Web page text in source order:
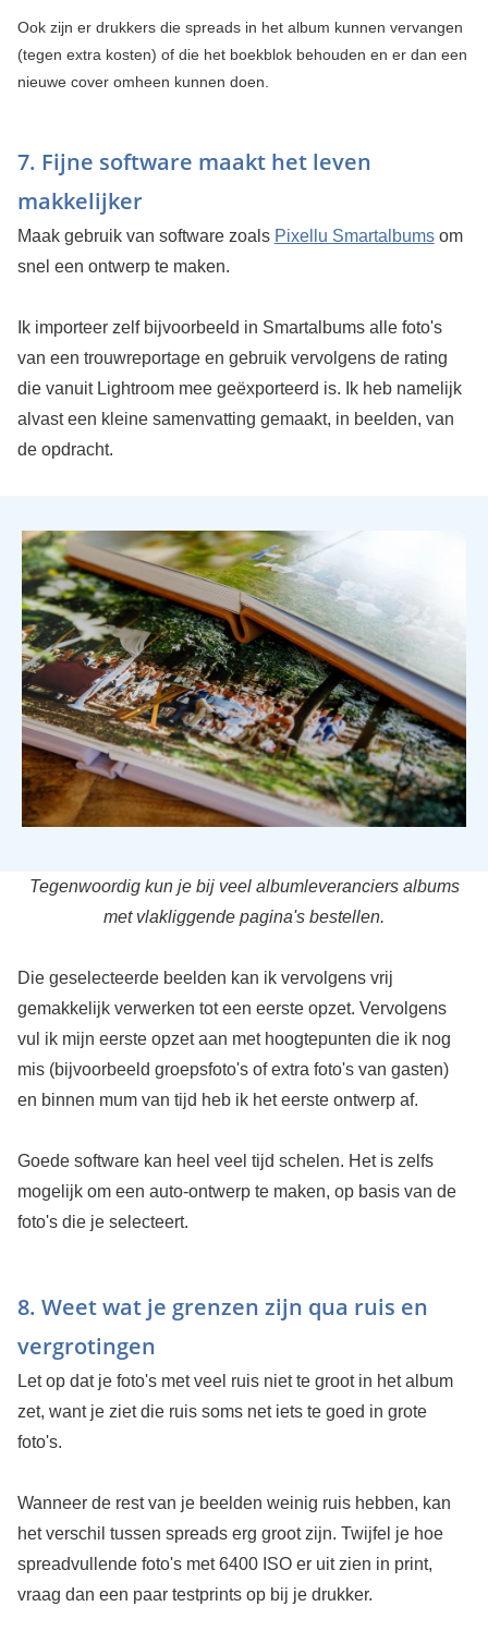
Ook zijn er drukkers die spreads in het album kunnen vervangen
(tegen extra kosten) of die het boekblok behouden en er dan een
nieuwe cover omheen kunnen doen.
7. Fijne software maakt het leven
makkelijker
Maak gebruik van software zoals Pixellu Smartalbumsom
snel een ontwerp te maken.
Ik importeer zelf bijvoorbeeld in Smartalbums alle foto's
van een trouwreportage en gebruik vervolgens de rating
die vanuit Lightroom mee geëxporteerd is. Ik heb namelijk
alvast een kleine samenvatting gemaakt, in beelden, van
de opdracht.
Tegenwoordig kun je bij veel albumleveranciers albums
met vlakliggende pagina's bestellen.
Die geselecteerde beelden kan ik vervolgens vrij
gemakkelijk verwerken tot een eerste opzet. Vervolgens
vul ik mijn eerste opzet aan met hoogtepunten die ik nog
mis (bijvoorbeeld groepsfoto's of extra foto's van gasten)
en binnen mum van tijd heb ik het eerste ontwerp af.
Goede software kan heel veel tijd schelen. Het is zelfs
mogelijk om een auto-ontwerp te maken, op basis van de
foto's die je selecteert.
8. Weet wat je grenzen zijn qua ruis en
vergrotingen
Let op dat je foto's met veel ruis niet te groot in het album
zet, want je ziet die ruis soms net iets te goed in grote
foto's.
Wanneer de rest van je beelden weinig ruis hebben, kan
het verschil tussen spreads erg groot zijn. Twijfel je hoe
spreadvullende foto's met 6400 ISO er uit zien in print,
vraag dan een paar testprints op bij je drukker.